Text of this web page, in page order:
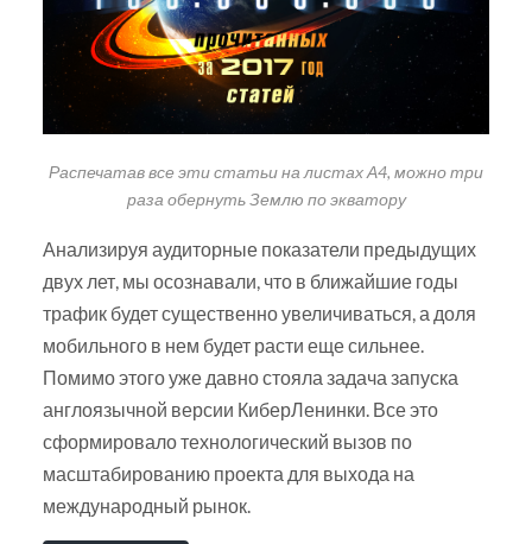
Распечатав все эти статьи на листах А4, можно три
раза обернуть Землю по экватору
Анализируя аудиторные показатели предыдущих
двух лет, мы осознавали, что в ближайшие годы
трафик будет существенно увеличиваться, а доля
мобильного в нем будет расти еще сильнее.
Помимо этого уже давно стояла задача запуска
англоязычной версии КиберЛенинки. Все это
сформировало технологический вызов по
масштабированию проекта для выхода на
международный рынок.